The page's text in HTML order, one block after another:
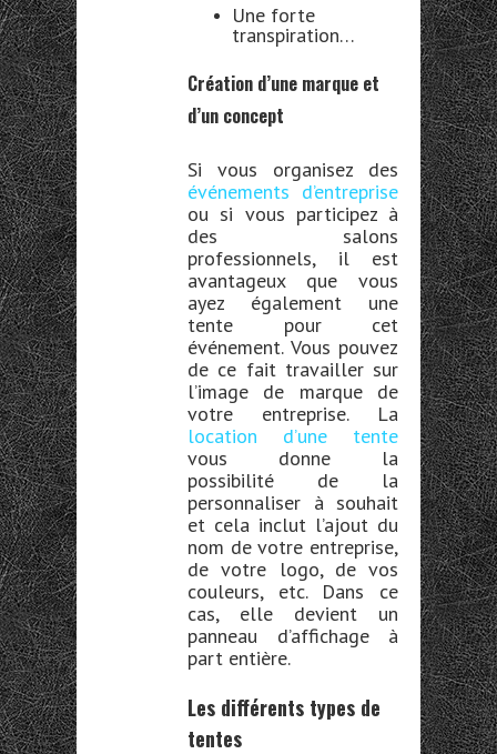
Une forte
transpiration…
Création d’une marque et
d’un concept
Si vous organisez des
événements d’entreprise
ou si vous participez à
des salons
professionnels, il est
avantageux que vous
ayez également une
tente pour cet
événement. Vous pouvez
de ce fait travailler sur
l’image de marque de
votre entreprise. La
location d’une tente
vous donne la
possibilité de la
personnaliser à souhait
et cela inclut l’ajout du
nom de votre entreprise,
de votre logo, de vos
couleurs, etc. Dans ce
cas, elle devient un
panneau d’affichage à
part entière.
Les différents types de
tentes